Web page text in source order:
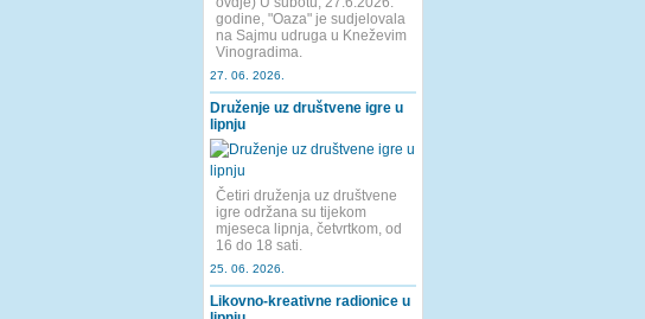
godine, "Oaza" je sudjelovala
na Sajmu udruga u Kneževim
Vinogradima.
27. 06. 2026.
Druženje uz društvene igre u
lipnju
Četiri druženja uz društvene
igre održana su tijekom
mjeseca lipnja, četvrtkom, od
16 do 18 sati.
25. 06. 2026.
Likovno-kreativne radionice u